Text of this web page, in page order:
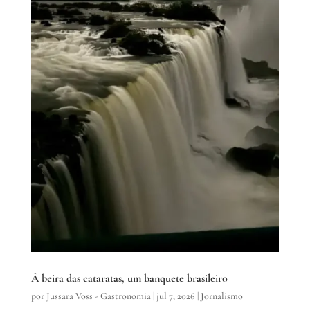
À beira das cataratas, um banquete brasileiro
por Jussara Voss - Gastronomia|jul 7, 2026 | Jornalismo